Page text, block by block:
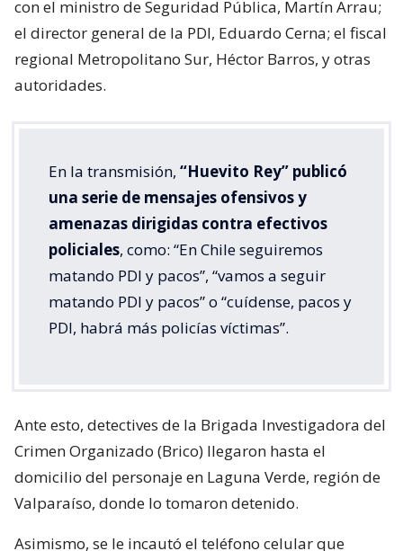
con el ministro de Seguridad Pública, Martín Arrau;
el director general de la PDI, Eduardo Cerna; el fiscal
regional Metropolitano Sur, Héctor Barros, y otras
autoridades.
En la transmisión, “Huevito Rey” publicó
una serie de mensajes ofensivos y
amenazas dirigidas contra efectivos
policiales, como: “En Chile seguiremos
matando PDI y pacos”, “vamos a seguir
matando PDI y pacos” o “cuídense, pacos y
PDI, habrá más policías víctimas”.
Ante esto, detectives de la Brigada Investigadora del
Crimen Organizado (Brico) llegaron hasta el
domicilio del personaje en Laguna Verde, región de
Valparaíso, donde lo tomaron detenido.
Asimismo, se le incautó el teléfono celular que